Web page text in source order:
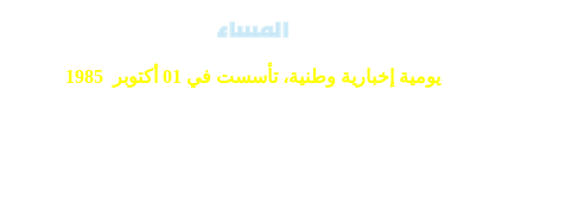
يومية إخبارية وطنية،تأسست في 01 أكتوبر 1985